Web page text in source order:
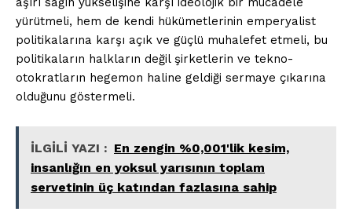
Kurumsal
Hesabım
Künye
yürütmeli, hem de kendi hükümetlerinin emperyalist
politikalarına karşı açık ve güçlü muhalefet etmeli, bu
politikaların halkların değil şirketlerin ve tekno-
otokratların hegemon haline geldiği sermaye çıkarına
olduğunu göstermeli.
İLGİLİ YAZI : En zengin %0,001'lik kesim,
insanlığın en yoksul yarısının toplam
servetinin üç katından fazlasına sahip